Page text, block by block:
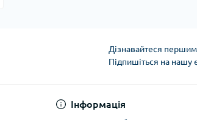
Дізнавайтеся першим
Підпишіться на нашу
Інформація